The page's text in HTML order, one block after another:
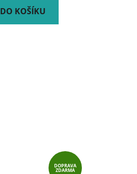
DO KOŠÍKU
DOPRAVA
ZDARMA